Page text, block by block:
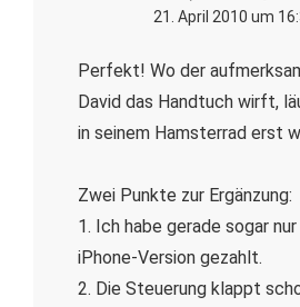
21. April 2010 um
Perfekt! Wo der
David das Handtuch wirft,
in seinem Hamsterrad erst
Zwei Punkte zur Ergänzung:
1. Ich habe gerade sogar
iPhone-Version gezahlt.
2. Die Steuerung klappt